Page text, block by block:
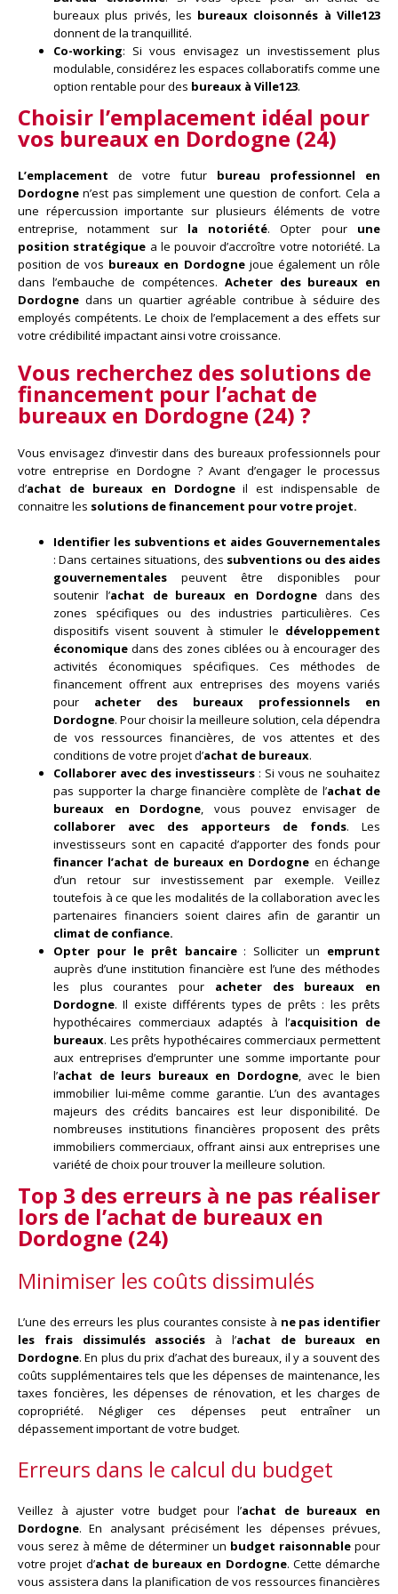
bureaux plus privés, les bureaux cloisonnés à Ville123
donnent de la tranquillité.
Co-working: Si vous envisagez un investissement plus
modulable, considérez les espaces collaboratifs comme une
option rentable pour des bureaux à Ville123.
Choisir l’emplacement idéal pour
vos bureaux en Dordogne (24)
L’emplacement de votre futur bureau professionnel en
Dordogne n’est pas simplement une question de confort. Cela a
une répercussion importante sur plusieurs éléments de votre
entreprise, notamment sur la notoriété. Opter pour une
position stratégique a le pouvoir d’accroître votre notoriété. La
position de vos bureaux en Dordognejoue également un rôle
dans l’embauche de compétences. Acheter des bureaux en
Dordogne dans un quartier agréable contribue à séduire des
employés compétents. Le choix de l’emplacement a des effets sur
votre crédibilité impactant ainsi votre croissance.
Vous recherchez des solutions de
financement pour l’achat de
bureaux en Dordogne (24) ?
Vous envisagez d’investir dans des bureaux professionnels pour
votre entreprise en Dordogne ? Avant d’engager le processus
d’achat de bureaux en Dordogneil est indispensable de
connaitre les solutions de financement pour votre projet.
Identifier les subventions et aides Gouvernementales
: Dans certaines situations, des subventions ou des aides
gouvernementales peuvent être disponibles pour
soutenir l’achat de bureaux en Dordogne dans des
zones spécifiques ou des industries particulières. Ces
dispositifs visent souvent à stimuler le développement
économique dans des zones ciblées ou à encourager des
activités économiques spécifiques. Ces méthodes de
financement offrent aux entreprises des moyens variés
pour acheter des bureaux professionnels en
Dordogne. Pour choisir la meilleure solution, cela dépendra
de vos ressources financières, de vos attentes et des
conditions de votre projet d’achat de bureaux.
Collaborer avec des investisseurs : Si vous ne souhaitez
pas supporter la charge financière complète de l’achat de
bureaux en Dordogne , vous pouvez envisager de
collaborer avec des apporteurs de fonds. Les
investisseurs sont en capacité d’apporter des fonds pour
financer l’achat de bureaux en Dordogne en échange
d’un retour sur investissement par exemple. Veillez
toutefois à ce que les modalités de la collaboration avec les
partenaires financiers soient claires afin de garantir un
climat de confiance.
Opter pour le prêt bancaire: Solliciter un emprunt
auprès d’une institution financière est l’une des méthodes
les plus courantes pour acheter des bureaux en
Dordogne. Il existe différents types de prêts : les prêts
hypothécaires commerciaux adaptés à l’acquisition de
bureaux. Les prêts hypothécaires commerciaux permettent
aux entreprises d’emprunter une somme importante pour
l’achat de leurs bureaux en Dordogne, avec le bien
immobilier lui-même comme garantie. L’un des avantages
majeurs des crédits bancaires est leur disponibilité. De
nombreuses institutions financières proposent des prêts
immobiliers commerciaux, offrant ainsi aux entreprises une
variété de choix pour trouver la meilleure solution.
Top 3 des erreurs à ne pas réaliser
lors de l’achat de bureaux en
Dordogne (24)
Minimiser les coûts dissimulés
L’une des erreurs les plus courantes consiste à ne pas identifier
les frais dissimulés associés à l’achat de bureaux en
Dordogne. En plus du prix d’achat des bureaux, il y a souvent des
coûts supplémentaires tels que les dépenses de maintenance, les
taxes foncières, les dépenses de rénovation, et les charges de
copropriété. Négliger ces dépenses peut entraîner un
dépassement important de votre budget.
Erreurs dans le calcul du budget
Veillez à ajuster votre budget pour l’achat de bureaux en
Dordogne. En analysant précisément les dépenses prévues,
vous serez à même de déterminer un budget raisonnable pour
votre projet d’achat de bureaux en Dordogne. Cette démarche
vous assistera dans la planification de vos ressources financières